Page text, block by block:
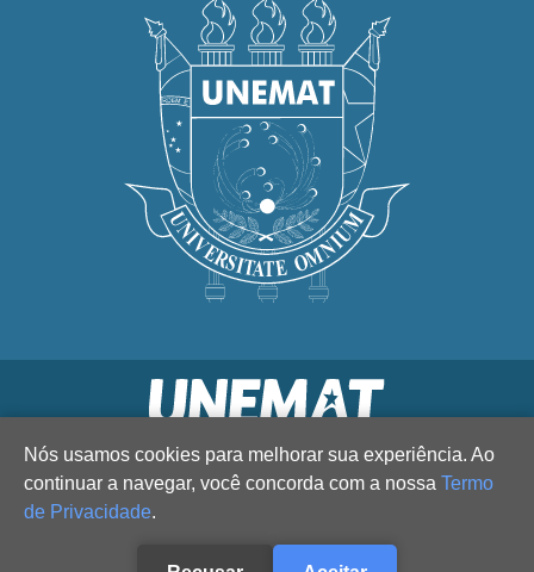
Nós usamos cookies para melhorar sua experiência. Ao
continuar a navegar, você concorda com a nossa Termo
de Privacidade.